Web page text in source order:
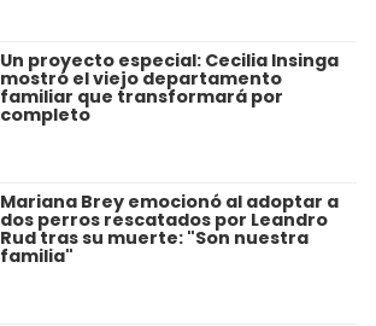
Un proyecto especial: Cecilia Insinga
mostró el viejo departamento
familiar que transformará por
completo
Mariana Brey emocionó al adoptar a
dos perros rescatados por Leandro
Rud tras su muerte: "Son nuestra
familia"